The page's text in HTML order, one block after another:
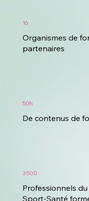
16
Organismes de
partenaires
50h
De contenus de
3 500
Professionnels du
Sport-Santé